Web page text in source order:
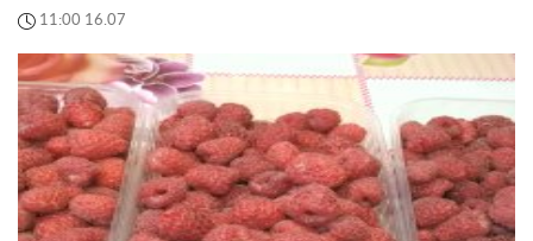
11:00 16.07